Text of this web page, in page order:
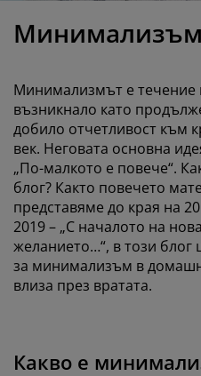
за спалня
рамки
матраци
легла
на мебели
осветление
стая
Минимализмът е течение
възникнало като
добило отчетливост към
век. Неговата основна
„По-малкото е повече“.
блог? Както повечето
представяме до края на
2019 – „С началото на
желанието…“, в този
за минимализъм в
влиза през вратата.
Какво е